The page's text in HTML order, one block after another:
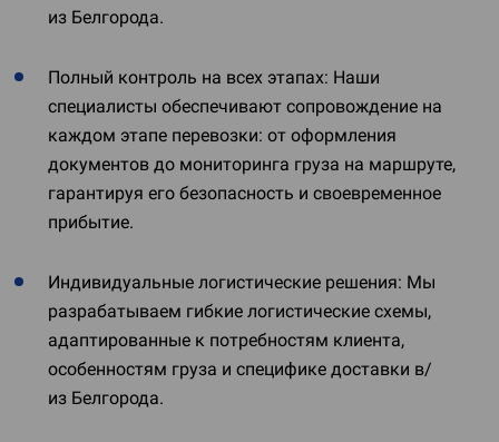
из Белгорода.
Полный контроль на всех этапах: Наши
специалисты обеспечивают сопровождение на
каждом этапе перевозки: от оформления
документов до мониторинга груза на маршруте,
гарантируя его безопасность и своевременное
прибытие.
Индивидуальные логистические решения: Мы
разрабатываем гибкие логистические схемы,
адаптированные к потребностям клиента,
особенностям груза и специфике доставки в/
из Белгорода.